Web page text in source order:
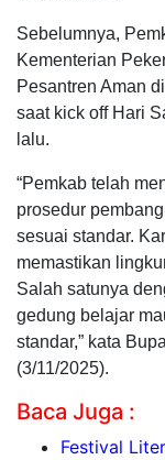
Sebelumnya,
Kementerian
Pesantren Aman
saat kick off Hari
lalu.
“Pemkab telah
prosedur
sesuai standar.
memastikan
Salah satunya
gedung belajar
standar,” kata
(3/11/2025).
Baca Juga :
Festival